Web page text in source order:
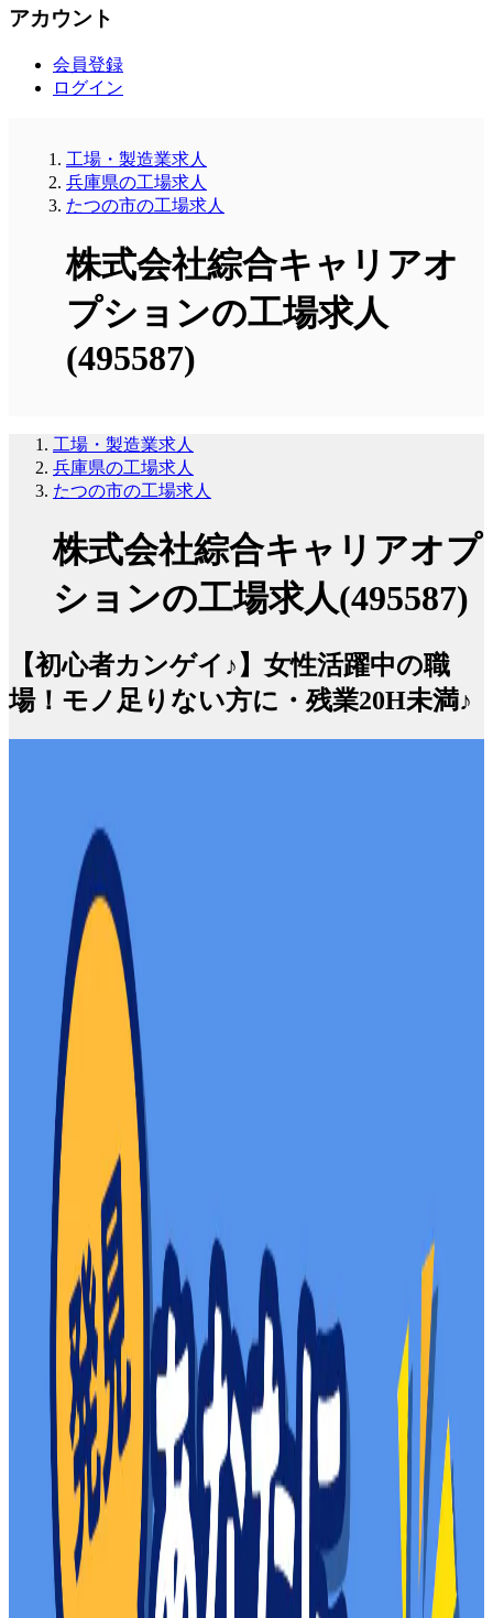
アカウント
会員登録
ログイン
工場・製造業求人
兵庫県の工場求人
たつの市の工場求人
株式会社綜合キャリアオ
プションの工場求人
(495587)
工場・製造業求人
兵庫県の工場求人
たつの市の工場求人
株式会社綜合キャリアオプ
ションの工場求人(495587)
【初心者カンゲイ♪】女性活躍中の職
場！モノ足りない方に・残業20H未満♪